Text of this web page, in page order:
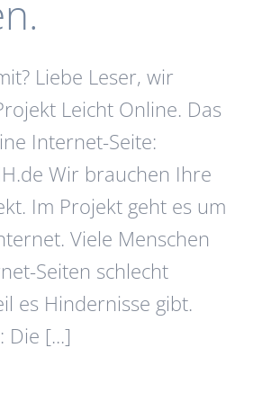
Liebe Leser, wir
Leicht Online. Das
Internet-Seite:
Wir brauchen Ihre
Im Projekt geht es um
Viele Menschen
Seiten schlecht
es Hindernisse gibt.
Die [...]